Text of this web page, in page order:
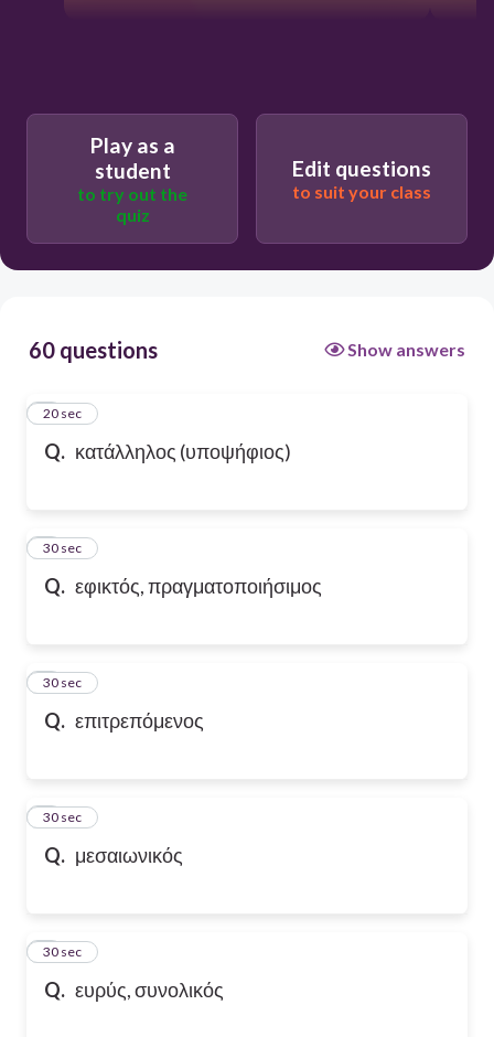
Play as a
student
to try out the
quiz
Edit questions
to suit your class
60 questions Show answers
Q. κατάλληλος (υποψήφιος)
1
20 sec
Q. εφικτός, πραγματοποιήσιμος
2
30 sec
Q. επιτρεπόμενος
3
30 sec
Q. μεσαιωνικός
4
30 sec
Q. ευρύς, συνολικός
5
30 sec